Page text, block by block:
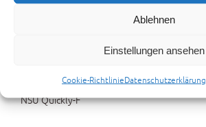
Ablehnen
Einstellungen ansehen
Cookie-RichtlinieDatenschutzerklärung
NSU Quickly-F